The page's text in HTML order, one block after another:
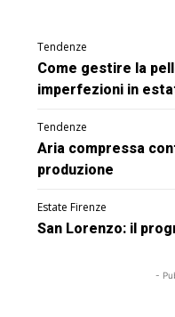
Tendenze
Come gestire la
imperfezioni in
Tendenze
Aria compressa
produzione
Estate Firenze
San Lorenzo: il
-